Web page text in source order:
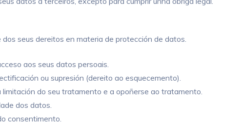
dos seus dereitos en materia de protección de datos.
aos seus datos persoais.
ou supresión (dereito ao esquecemento).
limitación do seu tratamento e a opoñerse ao tratamento.
dos datos.
consentimento.